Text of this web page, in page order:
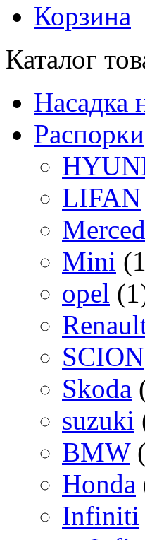
Корзина
Каталог
Насадка
Распорки
LIFAN
Mini
opel
SCION
Skoda
suzuki
BMW
Honda
Infiniti